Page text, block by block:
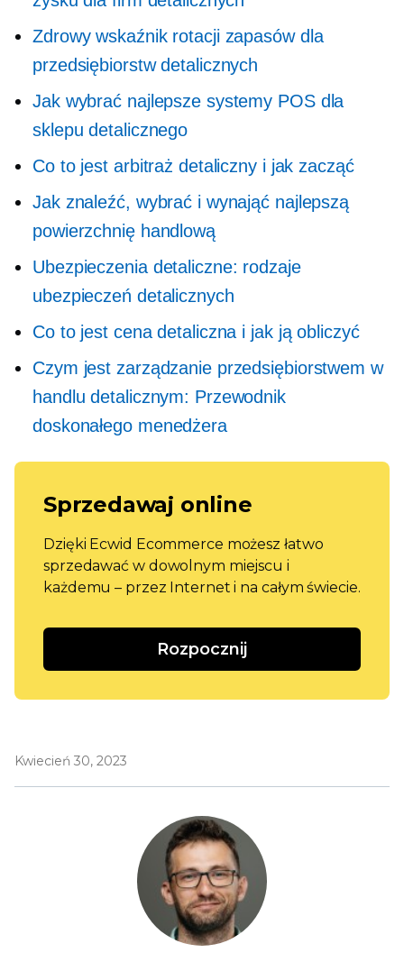
Zdrowy wskaźnik rotacji zapasów dla
przedsiębiorstw detalicznych
Jak wybrać najlepsze systemy POS dla
sklepu detalicznego
Co to jest arbitraż detaliczny i jak zacząć
Jak znaleźć, wybrać i wynająć najlepszą
powierzchnię handlową
Ubezpieczenia detaliczne: rodzaje
ubezpieczeń detalicznych
Co to jest cena detaliczna i jak ją obliczyć
Czym jest zarządzanie przedsiębiorstwem w
handlu detalicznym: Przewodnik
doskonałego menedżera
Sprzedawaj online
Dzięki Ecwid Ecommerce możesz łatwo
sprzedawać w dowolnym miejscu i
każdemu – przez Internet i na całym świecie.
Rozpocznij
Kwiecień 30, 2023